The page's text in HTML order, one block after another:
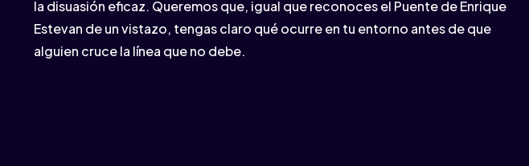
la disuasión eficaz. Queremos que, igual que reconoces el Puente de Enrique
Estevan de un vistazo, tengas claro qué ocurre en tu entorno antes de que
alguien cruce la línea que no debe.